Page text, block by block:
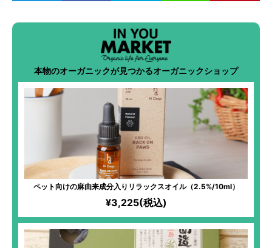
本物のオーガニックが見つかるオーガニックショップ
ペット向けの麻由来成分入りリラックスオイル（2.5%/10ml）
¥3,225(税込)